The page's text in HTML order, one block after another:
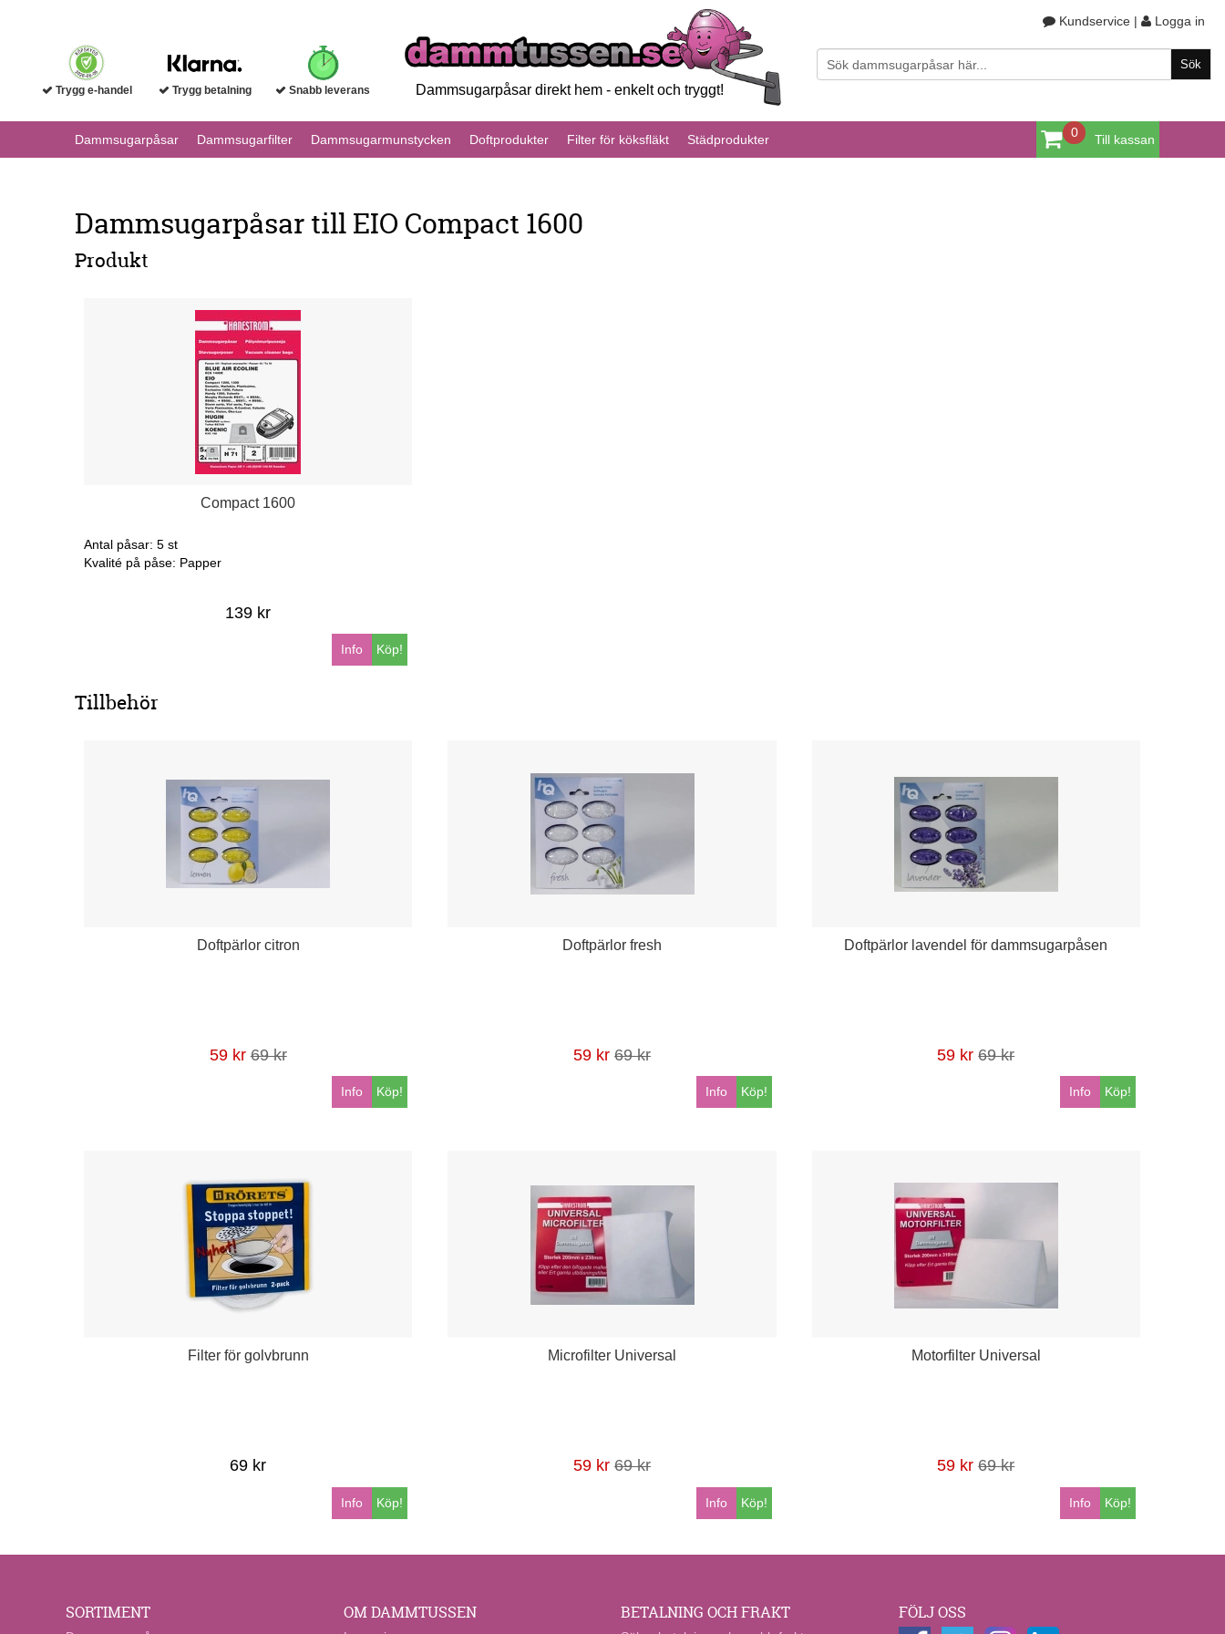
Dammsugarpåsar direkt hem - enkelt och tryggt!
Trygg e-handel Trygg betalning Snabb leverans
Kundservice | Logga in
0 Till kassan
Dammsugarpåsar Dammsugarfilter Dammsugarmunstycken Doftprodukter Filter för köksfläkt Städprodukter
Dammsugarpåsar till EIO Compact 1600
Produkt
Compact 1600
Antal påsar: 5 st
Kvalité på påse: Papper
139 kr
Köp!
Info
Tillbehör
Doftpärlor citron
59 kr 69 kr
Köp!
Info
Doftpärlor fresh
59 kr 69 kr
Köp!
Info
Doftpärlor lavendel för dammsugarpåsen
59 kr 69 kr
Köp!
Info
Filter för golvbrunn
69 kr
Köp!
Info
Microfilter Universal
59 kr 69 kr
Köp!
Info
Motorfilter Universal
59 kr 69 kr
Köp!
Info
SORTIMENT OM DAMMTUSSEN BETALNING OCH FRAKT FÖLJ OSS